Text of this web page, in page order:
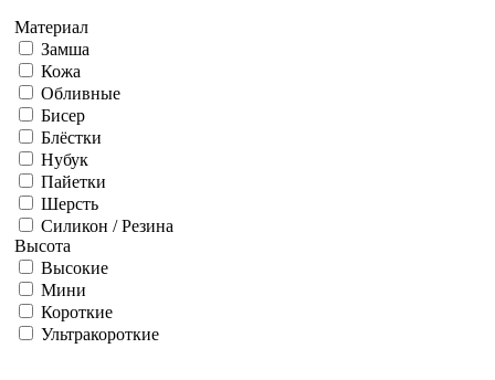
Материал
Замша
Кожа
Обливные
Бисер
Блёстки
Нубук
Пайетки
Шерсть
Силикон / Резина
Высота
Высокие
Мини
Короткие
Ультракороткие